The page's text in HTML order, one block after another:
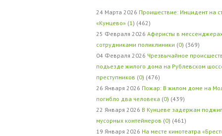
24 Марта 2026 Проишествие: Инцидент на
«Кунцево» (1 ) (462)
25 Февраля 2026 Аферисты в
сотрудниками поликлиники (0) (369)
04 Февраля 2026 Чрезвычайное
подъезде жилого дома на Рублевском
преступников (0) (476)
26 Января 2026 Пожар: В жилом доме на
погибло два человека (0) (439)
22 Января 2026 В Кунцеве задержан
мусорных контейнеров (0) (461)
19 Января 2026 На месте кинотеатра